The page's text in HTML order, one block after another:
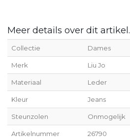
Meer details over dit artikel.
Collectie Dames
Merk Liu Jo
Materiaal Leder
Kleur Jeans
Steunzolen Onmogelijk
Artikelnummer 26790